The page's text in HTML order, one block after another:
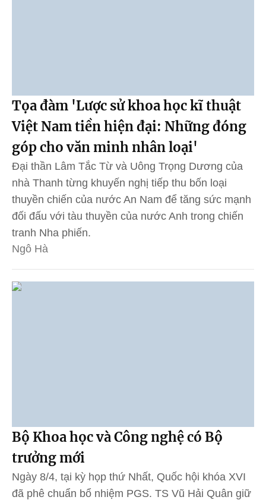
Tọa đàm 'Lược sử khoa học kĩ thuật
Việt Nam tiền hiện đại: Những đóng
góp cho văn minh nhân loại'
Đại thần Lâm Tắc Từ và Uông Trọng Dương của
nhà Thanh từng khuyến nghị tiếp thu bốn loại
thuyền chiến của nước An Nam để tăng sức mạnh
đối đấu với tàu thuyền của nước Anh trong chiến
tranh Nha phiến.
Ngô Hà
Bộ Khoa học và Công nghệ có Bộ
trưởng mới
Ngày 8/4, tại kỳ họp thứ Nhất, Quốc hội khóa XVI
đã phê chuẩn bổ nhiệm PGS. TS Vũ Hải Quân giữ